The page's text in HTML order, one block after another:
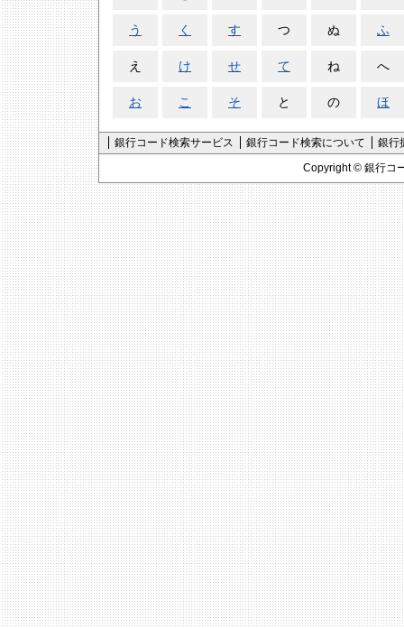
う く す つ ぬ ふ
え け せ て ね へ
お こ そ と の ほ
銀行コード検索サービス 銀行コード検索について
銀行
Copyright © 銀行コ